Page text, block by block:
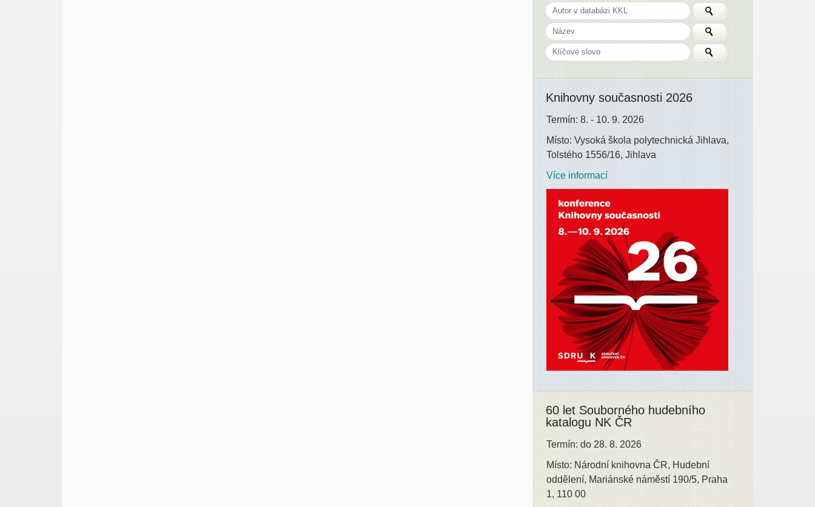
Knihovny současnosti 2026
Termín: 8. - 10. 9. 2026
Místo: Vysoká škola polytechnická Jihlava,
Tolstého 1556/16, Jihlava
Více informací
60 let Souborného hudebního
katalogu NK ČR
Termín: do 28. 8. 2026
Místo: Národní knihovna ČR, Hudební
oddělení, Mariánské náměstí 190/5, Praha
1, 110 00